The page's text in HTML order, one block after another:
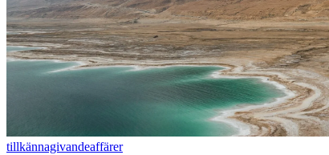
tillkännagivandeaffärer